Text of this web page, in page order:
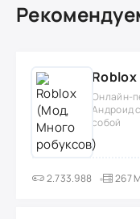
Онлайн-
Андроид
собой
2.733.988 267